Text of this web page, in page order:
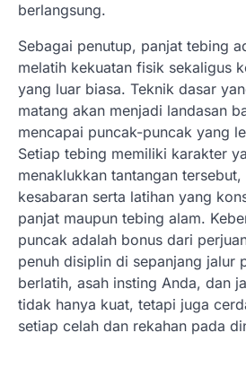
berlangsung.
Sebagai penutup, panjat tebing
melatih kekuatan fisik sekaligus
yang luar biasa. Teknik dasar
matang akan menjadi landasan
mencapai puncak-puncak yang
Setiap tebing memiliki karakter
menaklukkan tantangan
kesabaran serta latihan yang
panjat maupun tebing alam.
puncak adalah bonus dari
penuh disiplin di sepanjang jalur
berlatih, asah insting Anda, dan
tidak hanya kuat, tetapi juga
setiap celah dan rekahan pada